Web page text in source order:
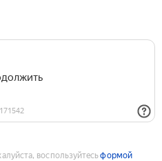
воспользуйтесьформой